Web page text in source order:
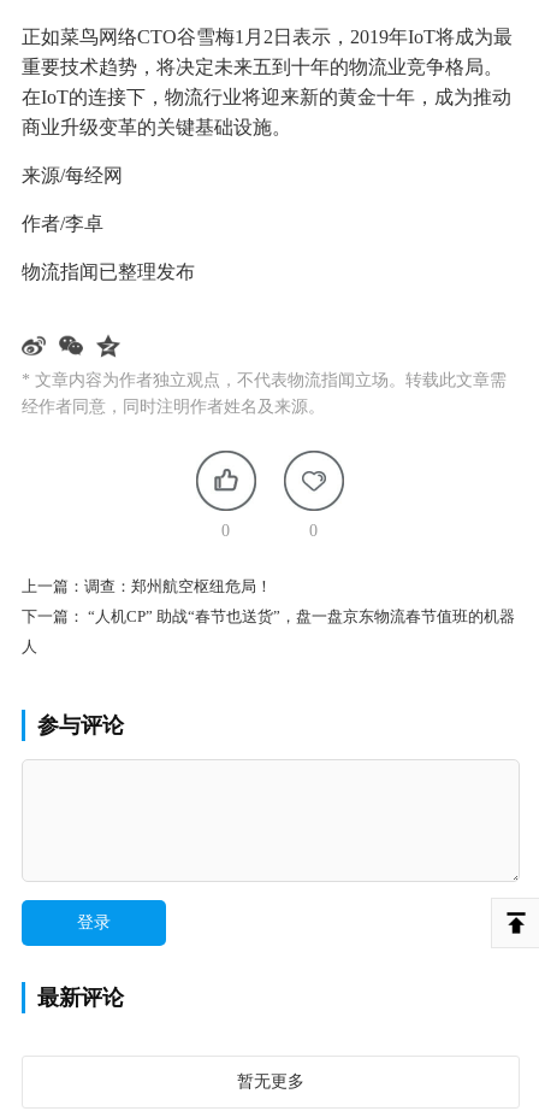
正如菜鸟网络CTO谷雪梅1月2日表示，2019年IoT将成为最
重要技术趋势，将决定未来五到十年的物流业竞争格局。
在IoT的连接下，物流行业将迎来新的黄金十年，成为推动
商业升级变革的关键基础设施。
来源/每经网
作者/李卓
物流指闻已整理发布
* 文章内容为作者独立观点，不代表物流指闻立场。转载此文章需
经作者同意，同时注明作者姓名及来源。
0 0
上一篇： 调查：郑州航空枢纽危局！
下一篇： “人机CP” 助战“春节也送货”，盘一盘京东物流春节值班的机器
人
参与评论
最新评论
暂无更多